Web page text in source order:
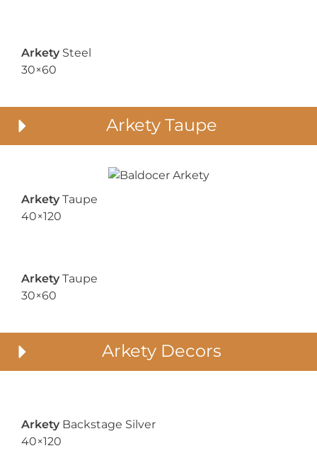
Arkety Steel
30×60
Arkety Taupe
Arkety Taupe
40×120
Arkety Taupe
30×60
Arkety Decors
Arkety Backstage Silver
40×120